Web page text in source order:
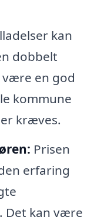
kan
dobbelt
være en god
kommune
kræves.
Prisen
erfaring
Det kan være